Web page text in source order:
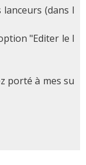
(dans l
"Editer le l
porté à mes su